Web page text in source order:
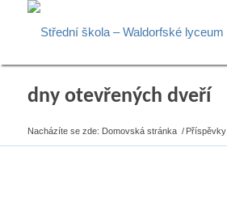
dny otevřených dveří
Nacházíte se zde: Domovská stránka / Příspěvky